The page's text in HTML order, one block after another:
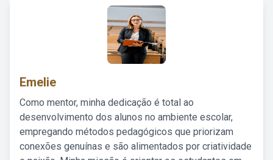
Emelie
Como mentor, minha dedicação é total ao
desenvolvimento dos alunos no ambiente escolar,
empregando métodos pedagógicos que priorizam
conexões genuínas e são alimentados por criatividade